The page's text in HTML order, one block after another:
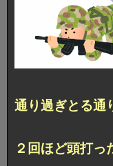
通り過ぎとる
２回ほど頭打